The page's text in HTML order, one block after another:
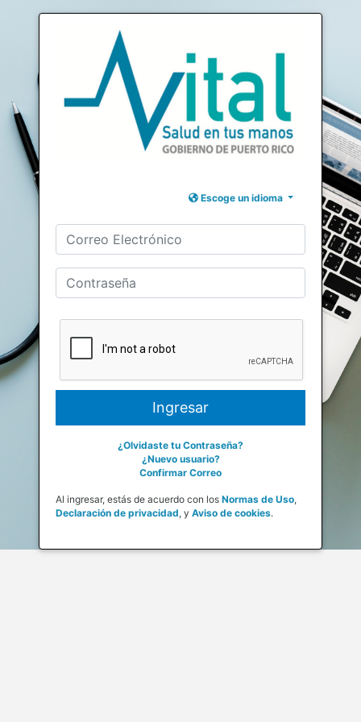
Escoge un idioma
¿Olvidaste tu Contraseña?
¿Nuevo usuario?
Confirmar Correo
Al ingresar, estás de acuerdo con los Normas de Uso,
Declaración de privacidad, y Aviso de cookies.